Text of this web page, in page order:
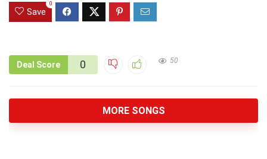
Save
0
Deal Score 0 50
MORE SONGS